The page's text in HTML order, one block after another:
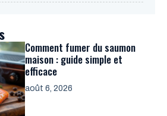
Comment fumer du saumon
maison : guide simple et
efficace
août 6, 2026